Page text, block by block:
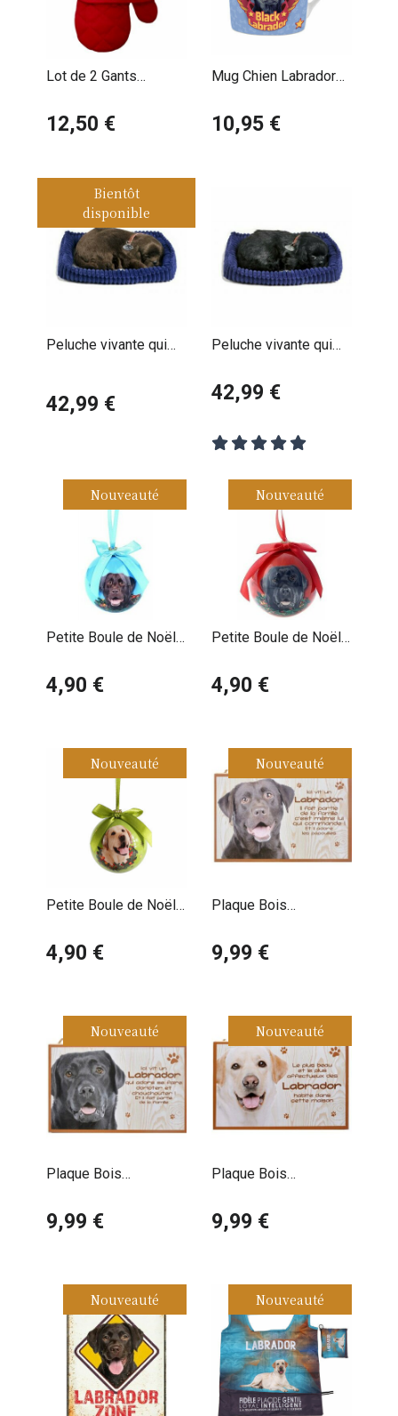
Lot de 2 Gants
12,50 €
Mug Chien Labrador
10,95 €
Peluche vivante qui
petzzz
42,99 €
Bientôt
disponible
Peluche vivante qui
Perfect petzzz
42,99 €
Nouveauté
Petite Boule de Noël
4,90 €
Nouveauté
Petite Boule de Noël
4,90 €
Nouveauté
Petite Boule de Noël
4,90 €
Nouveauté
Plaque Bois
Chocolat
9,99 €
Nouveauté
Plaque Bois
Noir
9,99 €
Nouveauté
Plaque Bois
Sable
9,99 €
Nouveauté Nouveauté